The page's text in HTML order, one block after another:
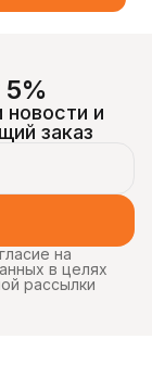
новости и
заказ
на
в целях
рассылки